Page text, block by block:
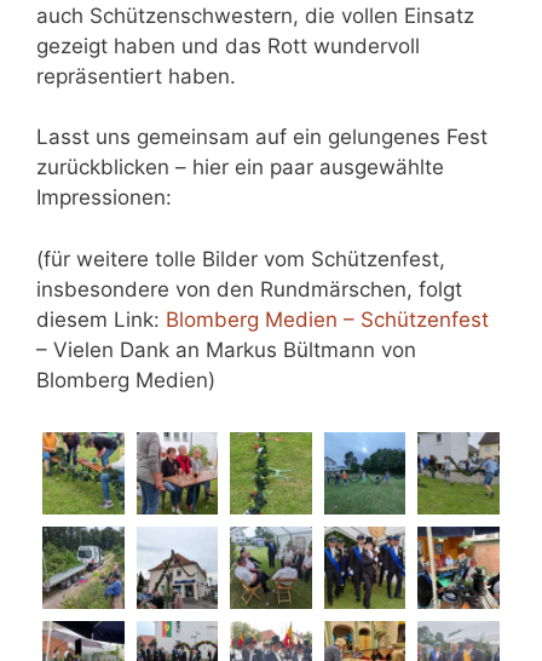
auch Schützenschwestern, die vollen Einsatz
gezeigt haben und das Rott wundervoll
repräsentiert haben.
Lasst uns gemeinsam auf ein gelungenes Fest
zurückblicken – hier ein paar ausgewählte
Impressionen:
(für weitere tolle Bilder vom Schützenfest,
insbesondere von den Rundmärschen, folgt
diesem Link: Blomberg Medien – Schützenfest
– Vielen Dank an Markus Bültmann von
Blomberg Medien)